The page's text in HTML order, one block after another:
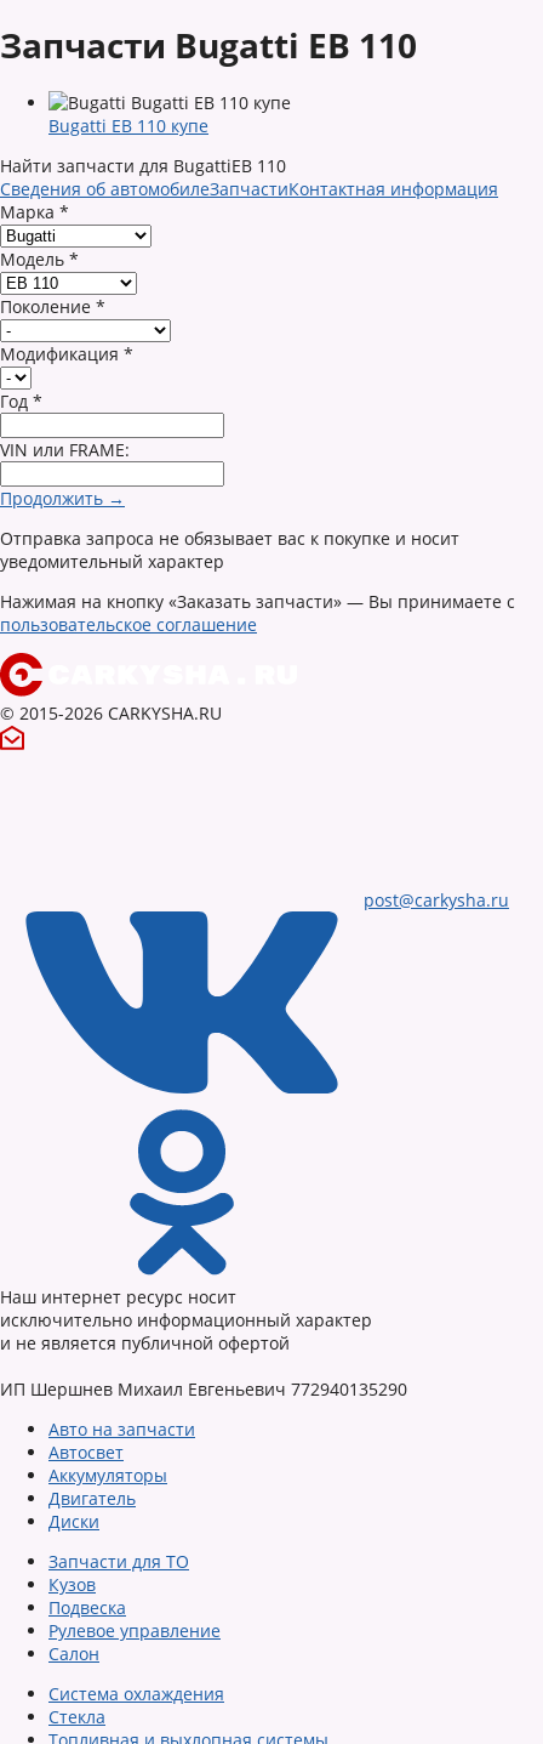
Запчасти Bugatti EB 110
Bugatti EB 110 купе
Найти запчасти для BugattiEB 110
Сведения об автомобилеЗапчастиКонтактная информация
Марка *
Модель *
Поколение *
Модификация *
Год *
VIN или FRAME:
Продолжить →
Отправка запроса не обязывает вас к покупке и носит
уведомительный характер
Нажимая на кнопку «Заказать запчасти» — Вы принимаете с
пользовательское соглашение
© 2015-2026 CARKYSHA.RU
post@carkysha.ru
Наш интернет ресурс носит
исключительно информационный характер
и не является публичной офертой
ИП Шершнев Михаил Евгеньевич 772940135290
Авто на запчасти
Автосвет
Аккумуляторы
Двигатель
Диски
Запчасти для ТО
Кузов
Подвеска
Рулевое управление
Салон
Система охлаждения
Стекла
Топливная и выхлопная системы